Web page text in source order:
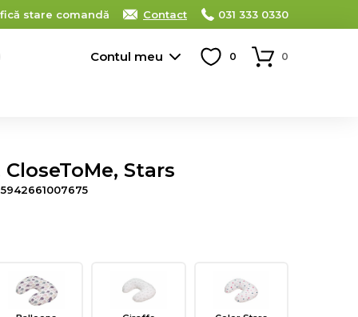
stare comandă Contact 031 333 0330
Contul meu 0 0
Stars
5942661007675